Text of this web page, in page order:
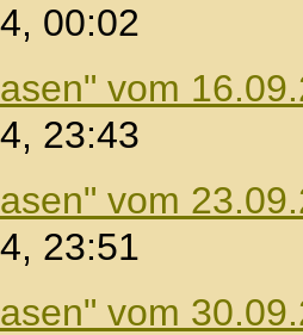
00:02
vom
23:43
vom
23:51
vom